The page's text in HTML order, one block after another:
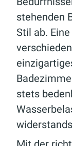
stehenden
Stil ab.
stets